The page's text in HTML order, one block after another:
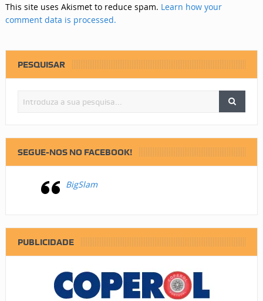
This site uses Akismet to reduce spam. Learn how your
comment data is processed.
PESQUISAR
SEGUE-NOS NO FACEBOOK!
BigSlam
PUBLICIDADE